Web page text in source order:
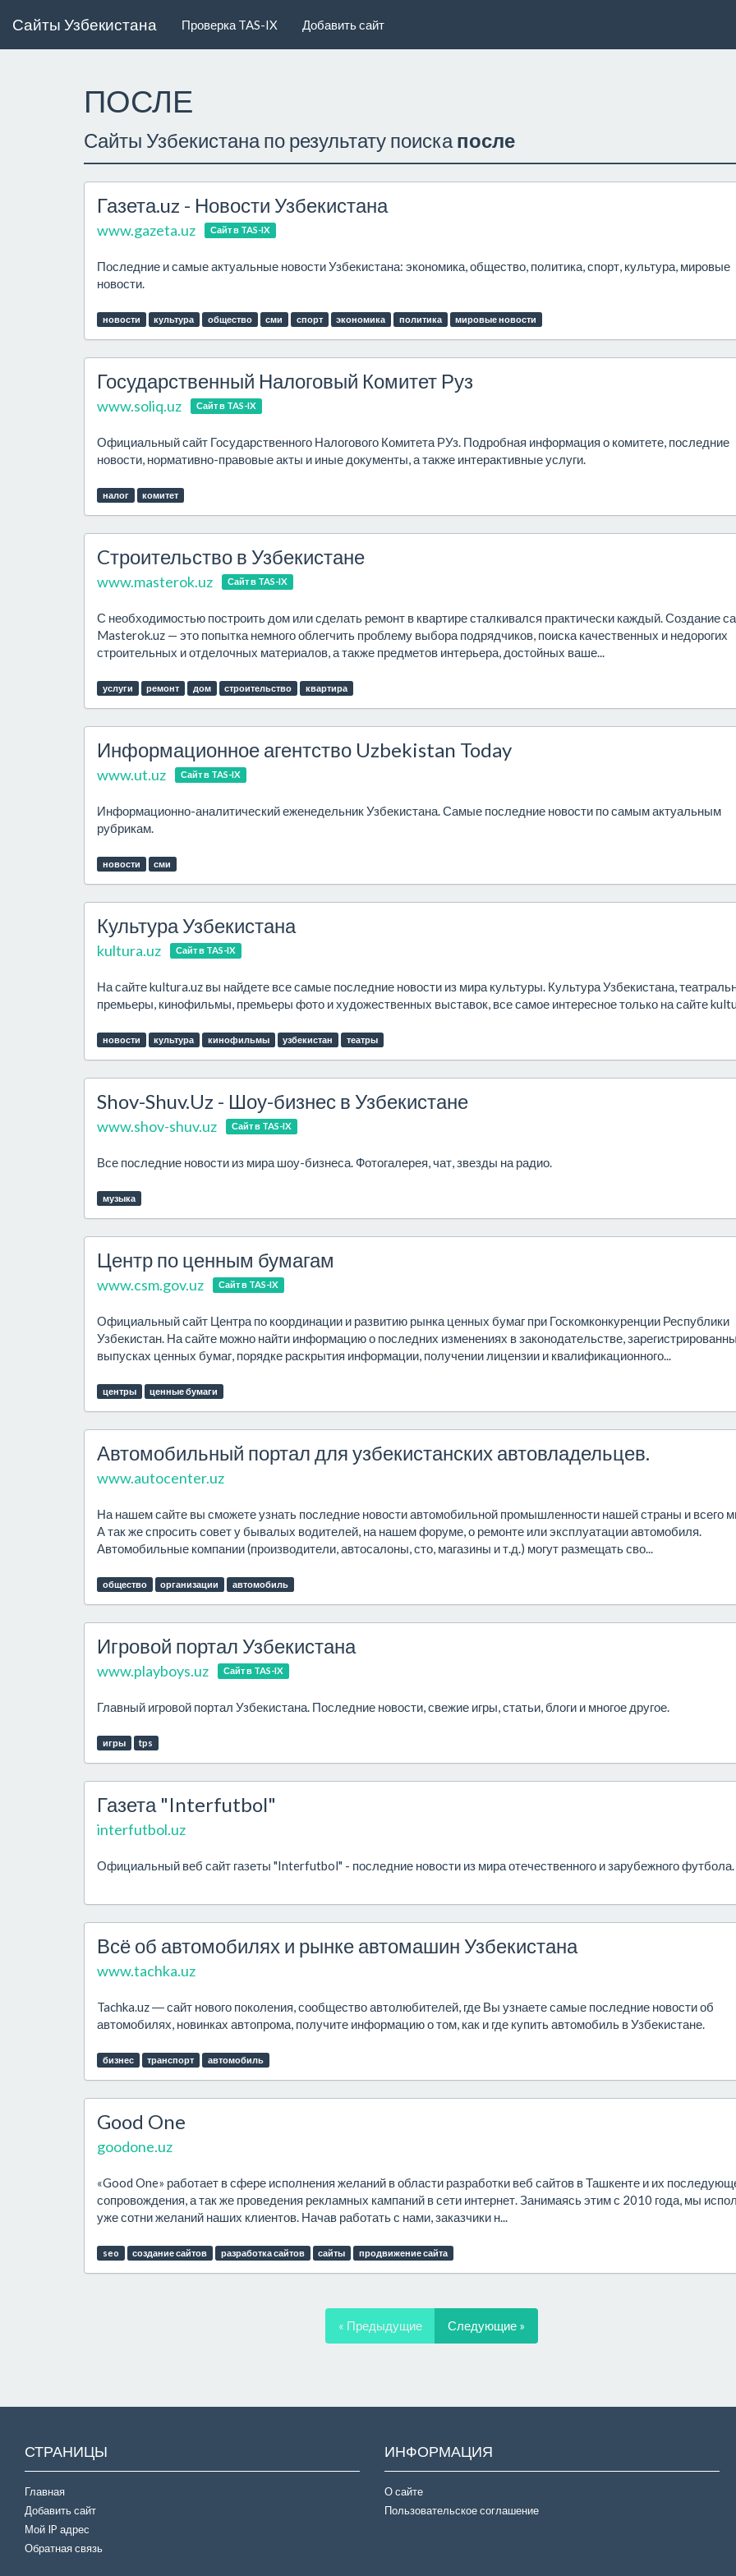
Сайты Узбекистана Проверка TAS-IX Добавить сайт
ПОСЛЕ
Сайты Узбекистана по результату поиска после
Газета.uz - Новости Узбекистана
www.gazeta.uz Сайт в TAS-IX
Последние и самые актуальные новости Узбекистана: экономика, общество, политика, спорт, культура, мировые
новости.
новости культура общество сми спорт экономика политика мировые новости
Государственный Налоговый Комитет Руз
www.soliq.uz Сайт в TAS-IX
Официальный сайт Государственного Налогового Комитета РУз. Подробная информация о комитете, последние
новости, нормативно-правовые акты и иные документы, а также интерактивные услуги.
налог комитет
Cтроительство в Узбекистане
www.masterok.uz Сайт в TAS-IX
С необходимостью построить дом или сделать ремонт в квартире сталкивался практически каждый. Создание
Masterok.uz — это попытка немного облегчить проблему выбора подрядчиков, поиска качественных и недорогих
строительных и отделочных материалов, а также предметов интерьера, достойных ваше...
услуги ремонт дом строительство квартира
Информационное агентство Uzbekistan Today
www.ut.uz Сайт в TAS-IX
Информационно-аналитический еженедельник Узбекистана. Самые последние новости по самым актуальным
рубрикам.
новости сми
Культура Узбекистана
kultura.uz Сайт в TAS-IX
На сайте kultura.uz вы найдете все самые последние новости из мира культуры. Культура Узбекистана,
премьеры, кинофильмы, премьеры фото и художественных выставок, все самое интересное только на сайте
новости культура кинофильмы узбекистан театры
Shov-Shuv.Uz - Шоу-бизнес в Узбекистане
www.shov-shuv.uz Сайт в TAS-IX
Все последние новости из мира шоу-бизнеса. Фотогалерея, чат, звезды на радио.
музыка
Центр по ценным бумагам
www.csm.gov.uz Сайт в TAS-IX
Официальный сайт Центра по координации и развитию рынка ценных бумаг при Госкомконкуренции Республики
Узбекистан. На сайте можно найти информацию о последних изменениях в законодательстве,
выпусках ценных бумаг, порядке раскрытия информации, получении лицензии и квалификационного...
центры ценные бумаги
Автомобильный портал для узбекистанских автовладельцев.
www.autocenter.uz
На нашем сайте вы сможете узнать последние новости автомобильной промышленности нашей страны и всего
А так же спросить совет у бывалых водителей, на нашем форуме, о ремонте или эксплуатации автомобиля.
Автомобильные компании (производители, автосалоны, сто, магазины и т.д.) могут размещать сво...
общество организации автомобиль
Игровой портал Узбекистана
www.playboys.uz Сайт в TAS-IX
Главный игровой портал Узбекистана. Последние новости, свежие игры, статьи, блоги и многое другое.
игры tps
Газета "Interfutbol"
interfutbol.uz
Официальный веб сайт газеты "Interfutbol" - последние новости из мира отечественного и зарубежного футбола.
Всё об автомобилях и рынке автомашин Узбекистана
www.tachka.uz
Tachka.uz ― сайт нового поколения, сообщество автолюбителей, где Вы узнаете самые последние новости об
автомобилях, новинках автопрома, получите информацию о том, как и где купить автомобиль в Узбекистане.
бизнес транспорт автомобиль
Good One
goodone.uz
«Good One» работает в сфере исполнения желаний в области разработки веб сайтов в Ташкенте и их
сопровождения, а так же проведения рекламных кампаний в сети интернет. Занимаясь этим с 2010 года, мы
уже сотни желаний наших клиентов. Начав работать с нами, заказчики н...
seo создание сайтов разработка сайтов сайты продвижение сайта
« Предыдущие Следующие »
СТРАНИЦЫ
Главная
Добавить сайт
Мой IP адрес
Обратная связь
ИНФОРМАЦИЯ
О сайте
Пользовательское соглашение